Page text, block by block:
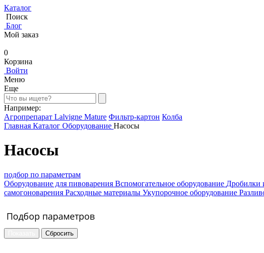
Каталог
Поиск
Блог
Мой заказ
0
Корзина
Войти
Меню
Еще
Например:
Агропрепарат Lalvigne Mature Фильтр-картон Колба
Главная Каталог Оборудование Насосы
Насосы
подбор по параметрам
Оборудование для пивоварения Вспомогательное оборудование Дробилки
самогоноварения Расходные материалы Укупорочное оборудование
Подбор параметров